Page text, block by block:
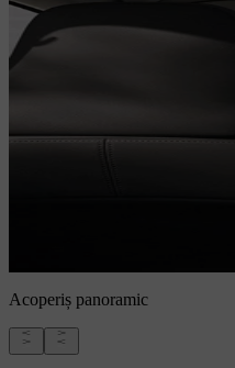
Acoperiș panoramic